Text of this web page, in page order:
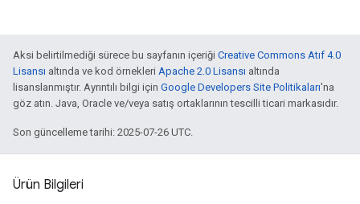
Aksi belirtilmediği sürece bu sayfanın içeriği Creative Commons Atıf 4.0
Lisansı altında ve kod örnekleri Apache 2.0 Lisansı altında
lisanslanmıştır. Ayrıntılı bilgi için Google Developers Site Politikaları'na
göz atın. Java, Oracle ve/veya satış ortaklarının tescilli ticari markasıdır.
Son güncelleme tarihi: 2025-07-26 UTC.
Ürün Bilgileri